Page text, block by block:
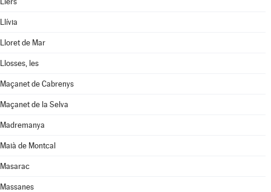
Llívia
Lloret de Mar
Llosses, les
Maçanet de Cabrenys
Maçanet de la Selva
Madremanya
Maià de Montcal
Masarac
Massanes